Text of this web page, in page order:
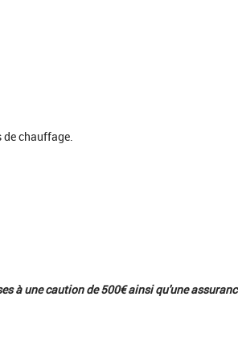
chauffage.
à une caution de 500€ ainsi qu'une